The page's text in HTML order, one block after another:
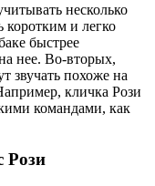
несколько
и легко
быстрее
нее. Во-вторых,
звучать похоже на
кличка Рози
командами, как
Рози